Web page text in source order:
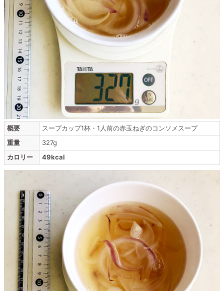
概要
スープカップ1杯・1人前の赤玉ねぎのコンソメスープ
重量
327g
カロリー
49kcal